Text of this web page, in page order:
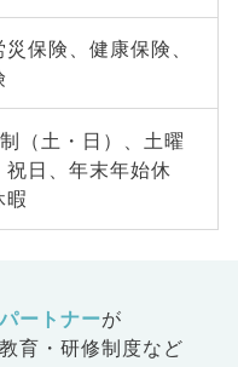
保険、健康保険、
（土・日）、土曜
祝日、年末年始休
暇
ートナーが
教育・研修制度など